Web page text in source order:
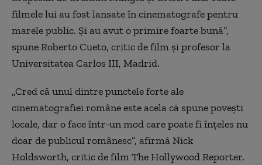
filmele lui au fost lansate în cinematografe pentru
marele public. Și au avut o primire foarte bună”,
spune Roberto Cueto, critic de film și profesor la
Universitatea Carlos III, Madrid.
„Cred că unul dintre punctele forte ale
cinematografiei române este acela că spune povești
locale, dar o face într-un mod care poate fi înțeles nu
doar de publicul românesc”, afirmă Nick
Holdsworth, critic de film The Hollywood Reporter.